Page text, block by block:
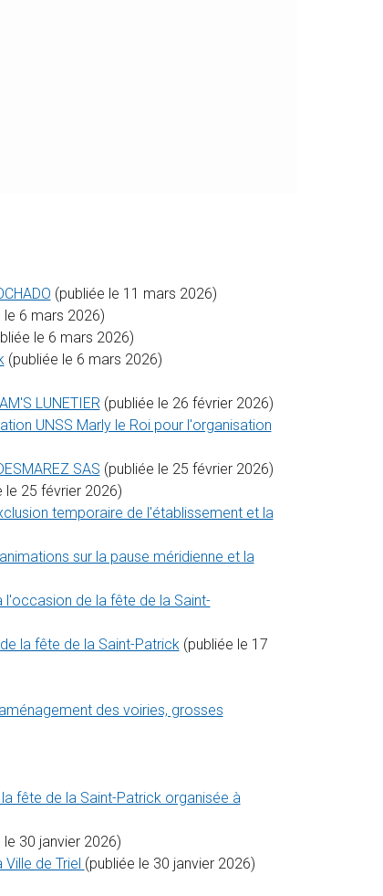
(publiée le 11 mars 2026)
le 6 mars 2026)
le 6 mars 2026)
(publiée le 6 mars 2026)
LUNETIER(publiée le 26 février 2026)
UNSS Marly le Roi pour l'organisation
SAS (publiée le 25 février 2026)
le 25 février 2026)
temporaire de l'établissement et la
sur la pause méridienne et la
l'occasion de la fête de la Saint-
la fête de la Saint-Patrick(publiée le 17
des voiries, grosses
fête de la Saint-Patrick organisée à
le 30 janvier 2026)
de Triel (publiée le 30 janvier 2026)